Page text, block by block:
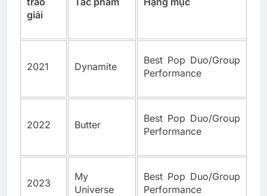
giải
2021 Dynamite
Best Pop Duo/Group
Performance
2022 Butter
Best Pop Duo/Group
Performance
2023
My
Universe
Best Pop Duo/Group
Performance